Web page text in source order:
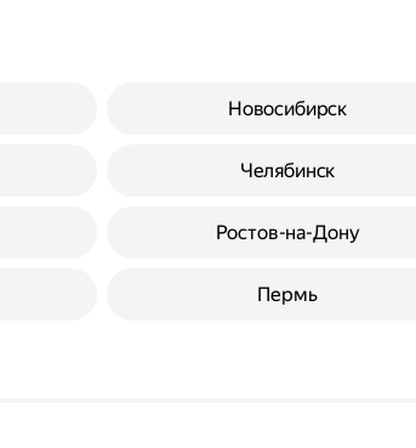
Новосибирск
Челябинск
Ростов-на-Дону
Пермь